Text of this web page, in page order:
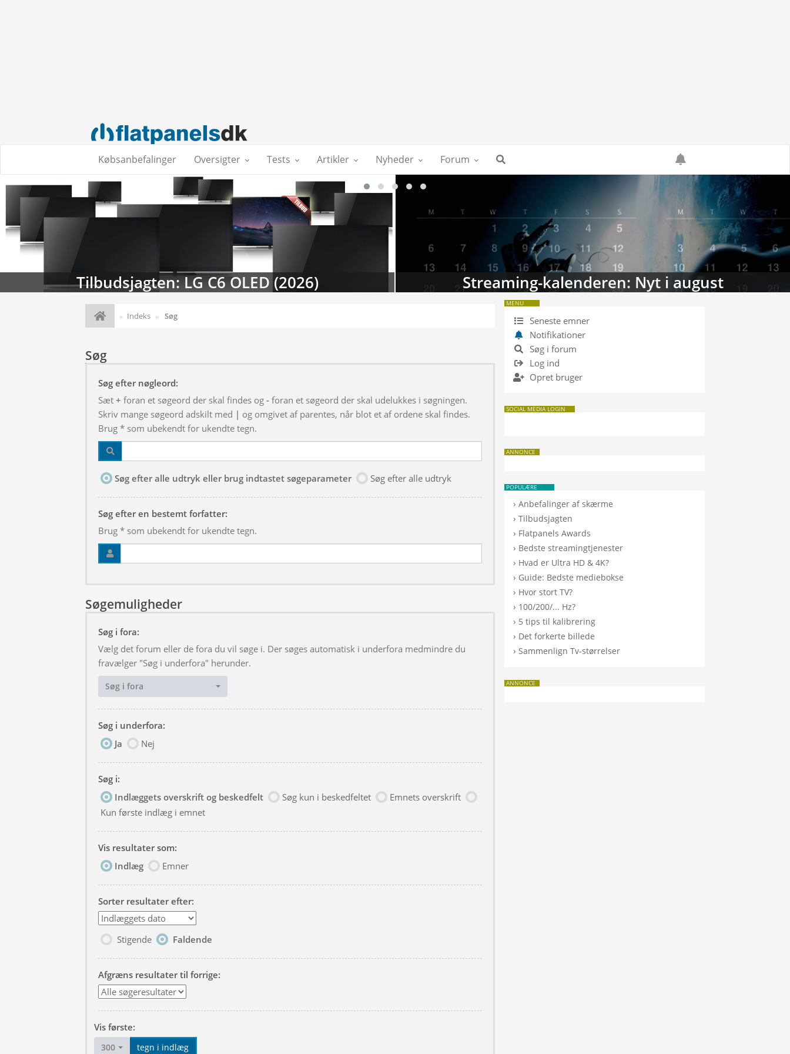
Købsanbefalinger Oversigter Tests Artikler Nyheder Forum
Tilbudsjagten: LG C6 OLED (2026) Streaming-kalenderen: Nyt i august
Indeks Søg
Søg
Søg efter nøgleord:
Sæt + foran et søgeord der skal findes og - foran et søgeord der skal udelukkes i søgningen.
Skriv mange søgeord adskilt med | og omgivet af parentes, når blot et af ordene skal findes.
Brug * som ubekendt for ukendte tegn.
Søg efter alle udtryk eller brug indtastet søgeparameter Søg efter alle udtryk
Søg efter en bestemt forfatter:
Brug * som ubekendt for ukendte tegn.
Søgemuligheder
Søg i fora:
Vælg det forum eller de fora du vil søge i. Der søges automatisk i underfora medmindre du
fravælger "Søg i underfora" herunder.
Søg i fora
Søg i underfora:
Ja
Nej
Søg i:
Indlæggets overskrift og beskedfelt
Søg kun i beskedfeltet
Emnets overskrift
Kun første indlæg i emnet
Vis resultater som:
Indlæg
Emner
Sorter resultater efter:
Stigende Faldende
Afgræns resultater til forrige:
Vis første:
300 tegn i indlæg
MENU
Seneste emner
Notifikationer
Søg i forum
Log ind
Opret bruger
SOCIAL MEDIA LOGIN
ANNONCE
POPULÆRE
›Anbefalinger af skærme
›Tilbudsjagten
› Flatpanels Awards
› Bedste streamingtjenester
› Hvad er Ultra HD & 4K?
› Guide: Bedste mediebokse
› Hvor stort TV?
› 100/200/... Hz?
› 5 tips til kalibrering
› Det forkerte billede
›Sammenlign Tv-størrelser
ANNONCE